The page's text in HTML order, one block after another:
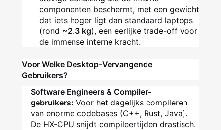
componenten beschermt, met een gewicht
dat iets hoger ligt dan standaard laptops
(rond ~2.3 kg), een eerlijke trade-off voor
de immense interne kracht.
Voor Welke Desktop-Vervangende
Gebruikers?
Software Engineers & Compiler-
gebruikers: Voor het dagelijks compileren
van enorme codebases (C++, Rust, Java).
De HX-CPU snijdt compileertijden drastisch.